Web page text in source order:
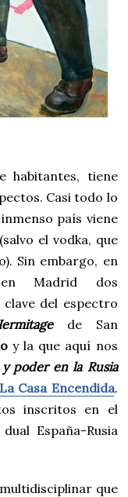
habitantes, tiene
Casi todo lo
país viene
el vodka, que
Sin embargo, en
Madrid dos
del espectro
de San
y la que aquí nos
poder en la Rusia
La Casa Encendida.
inscritos en el
España-Rusia
que